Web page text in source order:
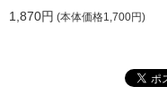
1,870円 (本体価格1,700円)